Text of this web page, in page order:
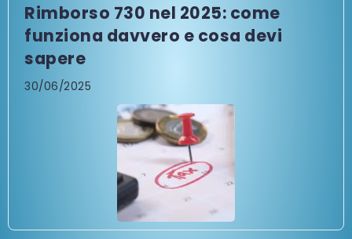
Rimborso 730 nel 2025: come
funziona davvero e cosa devi
sapere
30/06/2025